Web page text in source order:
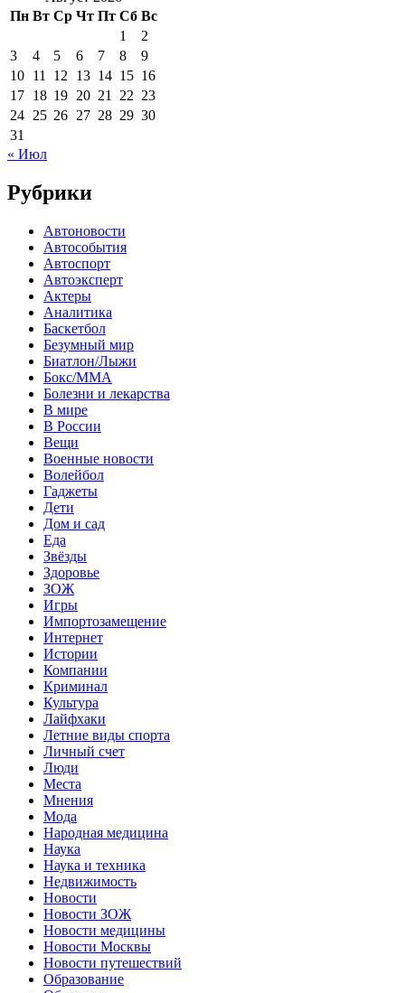
Пн Вт Ср Чт Пт Сб Вс
1
2
3
4 5 6 7 8
9
10 11 12 13 14 15 16
17 18 19 20 21 22 23
24 25 26 27 28 29 30
31
« Июл
Рубрики
Автоновости
Автособытия
Автоспорт
Автоэксперт
Актеры
Аналитика
Баскетбол
Безумный мир
Биатлон/Лыжи
Бокс/MMA
Болезни и лекарства
В мире
В России
Вещи
Военные новости
Волейбол
Гаджеты
Дети
Дом и сад
Еда
Звёзды
Здоровье
ЗОЖ
Игры
Импортозамещение
Интернет
Истории
Компании
Криминал
Культура
Лайфхаки
Летние виды спорта
Личный счет
Люди
Места
Мнения
Мода
Народная медицина
Наука
Наука и техника
Недвижимость
Новости
Новости ЗОЖ
Новости медицины
Новости Москвы
Новости путешествий
Образование